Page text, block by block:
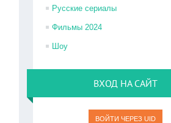
Русские сериалы
Фильмы 2024
Шоу
ВХОД НА САЙТ
ВОЙТИ ЧЕРЕЗ UID